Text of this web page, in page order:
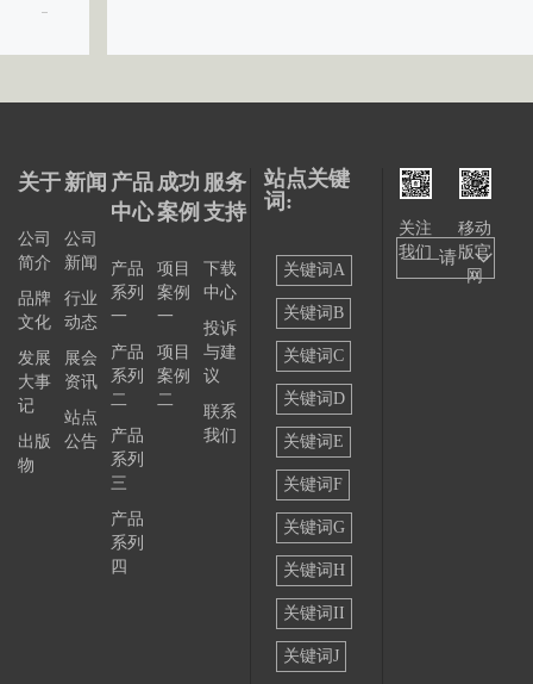
关于
公司
简介
品牌
文化
发展
大事
记
出版
物
新闻
公司
新闻
行业
动态
展会
资讯
站点
公告
产品
中心
产品
系列
一
产品
系列
二
产品
系列
三
产品
系列
四
成功
案例
项目
案例
一
项目
案例
二
服务
支持
下载
中心
投诉
与建
议
联系
我们
站点关键
词:
关键词A
关键词B
关键词C
关键词D
关键词E
关键词F
关键词G
关键词H
关键词II
关键词J
关注
我们
移动
版官
网
——请